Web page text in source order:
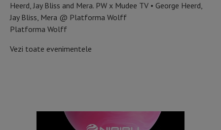
Heerd, Jay Bliss and Mera. PW x Mudee TV • George Heerd,
Jay Bliss, Mera @ Platforma Wolff
Platforma Wolff
Vezi toate evenimentele